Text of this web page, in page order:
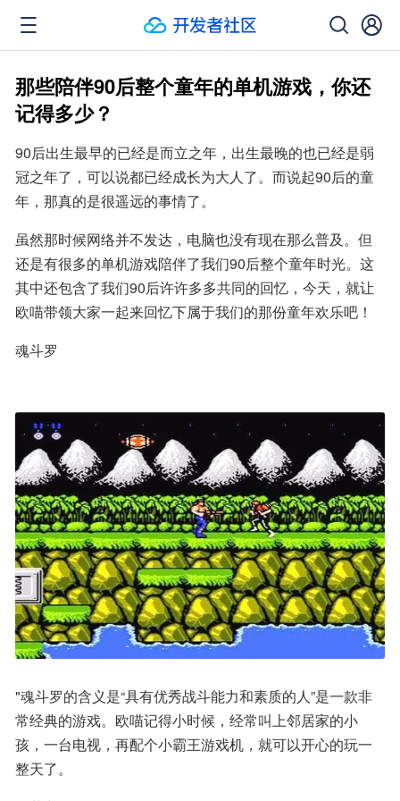
那些陪伴90后整个童年的单机游戏，你还
记得多少？
90后出生最早的已经是而立之年，出生最晚的也已经是弱
冠之年了，可以说都已经成长为大人了。而说起90后的童
年，那真的是很遥远的事情了。
虽然那时候网络并不发达，电脑也没有现在那么普及。但
还是有很多的单机游戏陪伴了我们90后整个童年时光。这
其中还包含了我们90后许许多多共同的回忆，今天，就让
欧喵带领大家一起来回忆下属于我们的那份童年欢乐吧！
魂斗罗
"魂斗罗的含义是“具有优秀战斗能力和素质的人”是一款非
常经典的游戏。欧喵记得小时候，经常叫上邻居家的小
孩，一台电视，再配个小霸王游戏机，就可以开心的玩一
整天了。